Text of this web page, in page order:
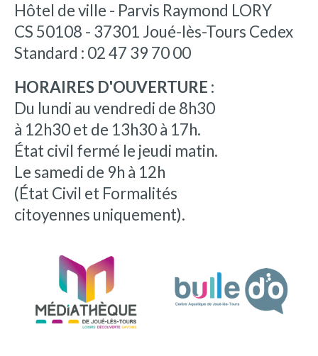
Hôtel de ville - Parvis Raymond LORY
CS 50108 - 37301 Joué-lès-Tours Cedex
Standard : 02 47 39 70 00
HORAIRES D'OUVERTURE :
Du lundi au vendredi de 8h30
à 12h30 et de 13h30 à 17h.
État civil fermé le jeudi matin.
Le samedi de 9h à 12h
(État Civil et Formalités
citoyennes uniquement).